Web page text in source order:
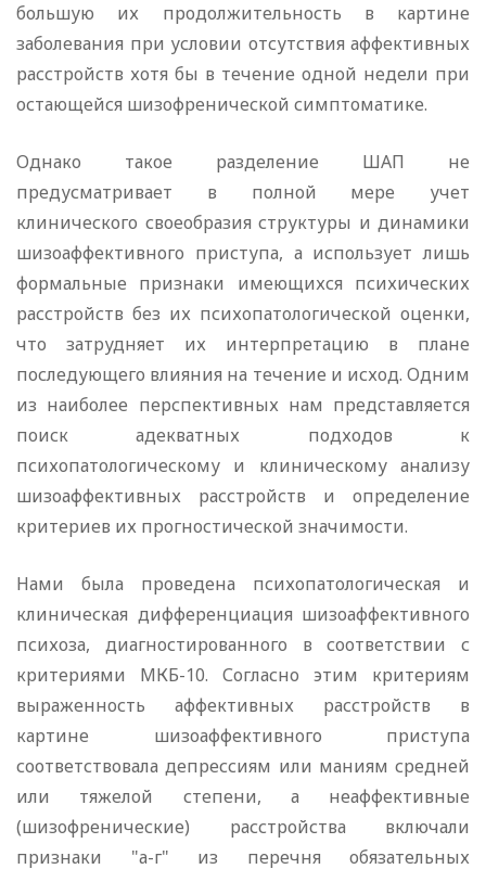
большую их продолжительность в картине
заболевания при условии отсутствия аффективных
расстройств хотя бы в течение одной недели при
остающейся шизофренической симптоматике.
Однако такое разделение ШАП не
предусматривает в полной мере учет
клинического своеобразия структуры и динамики
шизоаффективного приступа, а использует лишь
формальные признаки имеющихся психических
расстройств без их психопатологической оценки,
что затрудняет их интерпретацию в плане
последующего влияния на течение и исход. Одним
из наиболее перспективных нам представляется
поиск адекватных подходов к
психопатологическому и клиническому анализу
шизоаффективных расстройств и определение
критериев их прогностической значимости.
Нами была проведена психопатологическая и
клиническая дифференциация шизоаффективного
психоза, диагностированного в соответствии с
критериями МКБ-10. Согласно этим критериям
выраженность аффективных расстройств в
картине шизоаффективного приступа
соответствовала депрессиям или маниям средней
или тяжелой степени, а неаффективные
(шизофренические) расстройства включали
признаки "а-г" из перечня обязательных